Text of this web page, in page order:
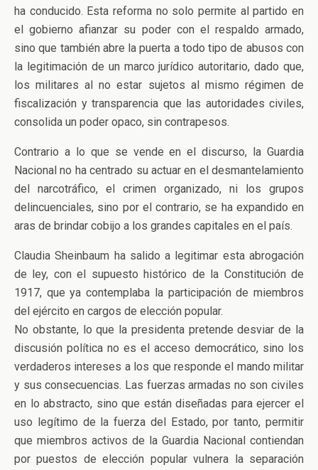
ha conducido. Esta reforma no solo permite al partido en
el gobierno afianzar su poder con el respaldo armado,
sino que también abre la puerta a todo tipo de abusos con
la legitimación de un marco jurídico autoritario, dado que,
los militares al no estar sujetos al mismo régimen de
fiscalización y transparencia que las autoridades civiles,
consolida un poder opaco, sin contrapesos.
Contrario a lo que se vende en el discurso, la Guardia
Nacional no ha centrado su actuar en el desmantelamiento
del narcotráfico, el crimen organizado, ni los grupos
delincuenciales, sino por el contrario, se ha expandido en
aras de brindar cobijo a los grandes capitales en el país.
Claudia Sheinbaum ha salido a legitimar esta abrogación
de ley, con el supuesto histórico de la Constitución de
1917, que ya contemplaba la participación de miembros
del ejército en cargos de elección popular.
No obstante, lo que la presidenta pretende desviar de la
discusión política no es el acceso democrático, sino los
verdaderos intereses a los que responde el mando militar
y sus consecuencias. Las fuerzas armadas no son civiles
en lo abstracto, sino que están diseñadas para ejercer el
uso legítimo de la fuerza del Estado, por tanto, permitir
que miembros activos de la Guardia Nacional contiendan
por puestos de elección popular vulnera la separación